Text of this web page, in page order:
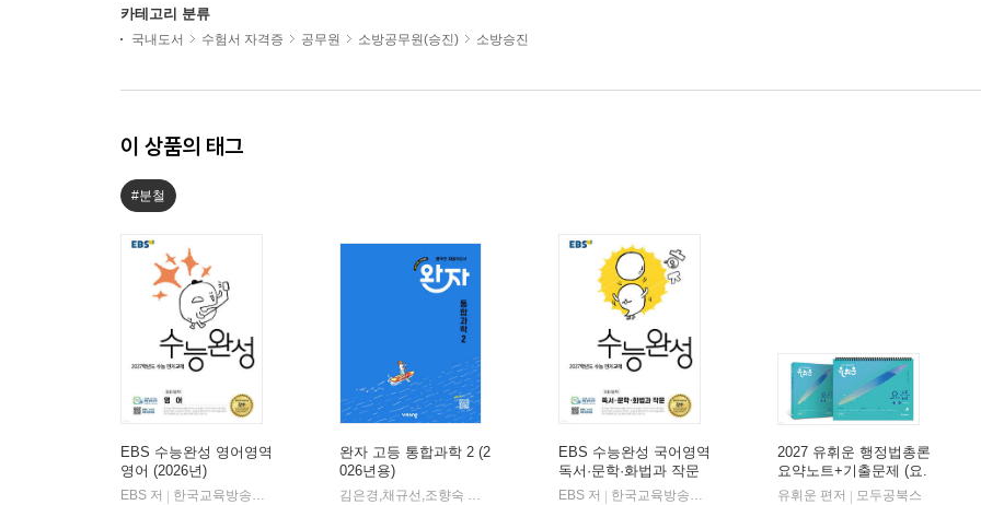
카테고리 분류
국내도서 수험서 자격증 공무원 소방공무원(승진) 소방승진
이 상품의 태그
#분철
EBS 수능완성 영어영역
영어 (2026년)
EBS 저
한국교육방송공사
완자 고등 통합과학 2 (2
026년용)
김은경,채규선,조향숙 등저
EBS 수능완성 국어영역
독서·문학·화법과 작문
(2026년)
EBS 저
한국교육방송공사
2027 유휘운 행정법총론
요약노트+기출문제 (요.
플.)
유휘운 편저
모두공북스